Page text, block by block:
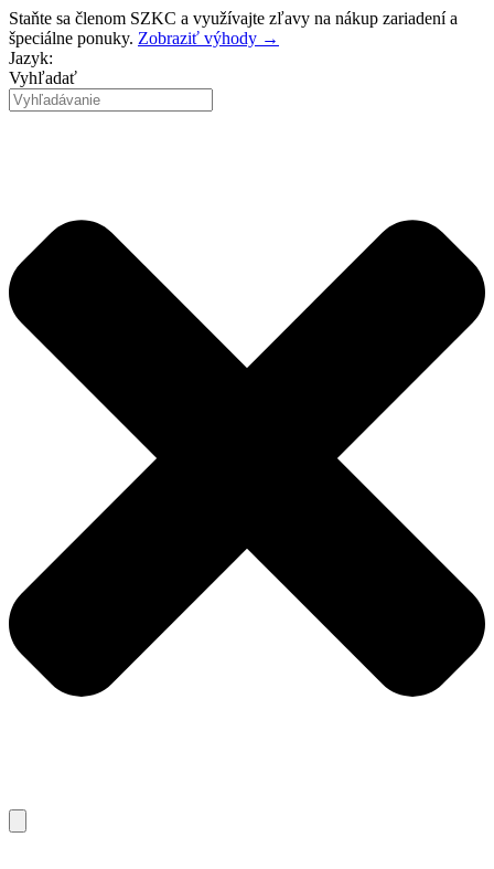
Preskočiť
na
obsah
Staňte sa členom SZKC a využívajte zľavy na nákup zariadení a
špeciálne ponuky. Zobraziť výhody →
Jazyk:
Vyhľadať